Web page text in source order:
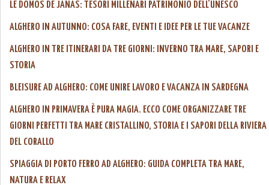
LE DOMOS DE JANAS: TESORI MILLENARI PATRIMONIO DELL’UNESCO
ALGHERO IN AUTUNNO: COSA FARE, EVENTI E IDEE PER LE TUE VACANZE
ALGHERO IN TRE ITINERARI DA TRE GIORNI: INVERNO TRA MARE, SAPORI E
STORIA
BLEISURE AD ALGHERO: COME UNIRE LAVORO E VACANZA IN SARDEGNA
ALGHERO IN PRIMAVERA È PURA MAGIA. ECCO COME ORGANIZZARE TRE
GIORNI PERFETTI TRA MARE CRISTALLINO, STORIA E I SAPORI DELLA RIVIERA
DEL CORALLO
SPIAGGIA DI PORTO FERRO AD ALGHERO: GUIDA COMPLETA TRA MARE,
NATURA E RELAX